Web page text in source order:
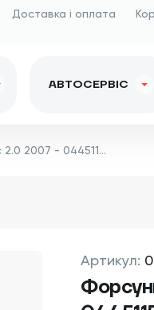
Доставка і оплата
АВТОСЕРВІС
Форсунка Renault Trafic 2.0 2007 - 0445115007 BOSCH
Артикул: